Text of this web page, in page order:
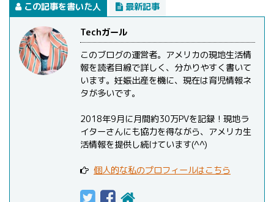
この記事を書いた人 最新記事
Techガール
このブログの運営者。アメリカの現地生活情
報を読者目線で詳しく、分かりやすく書いて
います。妊娠出産を機に、現在は育児情報ネ
タが多いです。
2018年9月に月間約30万PVを記録！現地ラ
イターさんにも協力を得ながら、アメリカ生
活情報を提供し続けています(^^)
個人的な私のプロフィールはこちら